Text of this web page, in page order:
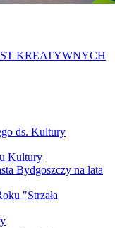
KREATYWNYCH
ds. Kultury
Kultury
Bydgoszczy na lata
"Strzała